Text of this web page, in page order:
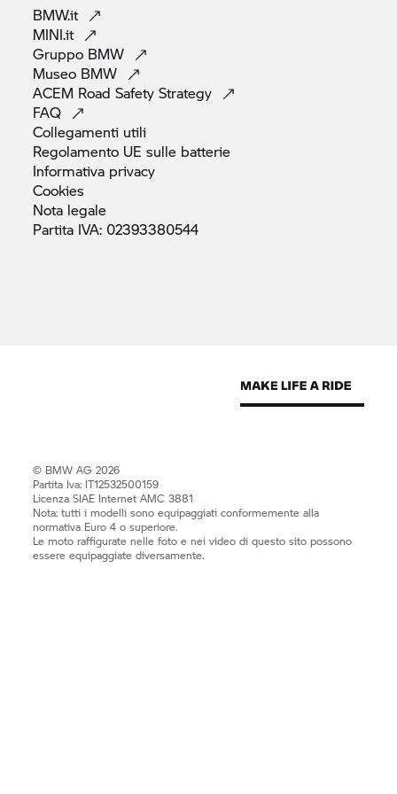
BMW.it
MINI.it
Gruppo BMW
Museo BMW
ACEM Road SafetyStrategy
FAQ
Collegamenti utili
Regolamento UE sulle batterie
Informativa privacy
Cookies
Nota legale
Partita IVA: 02393380544
© BMW AG 2026
Partita Iva: IT12532500159
Licenza SIAE Internet AMC 3881
Nota: tutti i modelli sono equipaggiati conformemente alla
normativa Euro 4 o superiore.
Le moto raffigurate nelle foto e nei video di questo sito possono
essere equipaggiate diversamente.